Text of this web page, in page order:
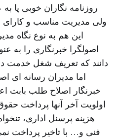
روزنامه نگاران خوبی پا
ولی مدیریت مناسب و کارای
این هم به نوع نگاه
اصولگرا خبرنگاری را به
دانند که تعریف شغل خدمت
اما مدیران رسانه ای
خبرنگار اصلاح طلب بابت
اولویت آخر آنها پرداخت
هزینه پرسنل اداری،
فنی و… با تاخیر پرداخت